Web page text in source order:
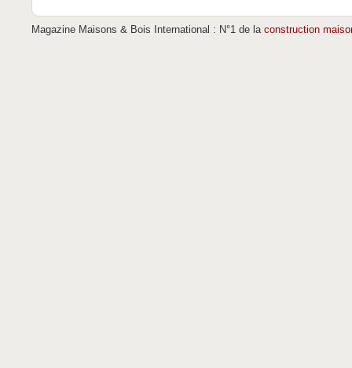
Magazine Maisons & Bois International : N°1 de la construction